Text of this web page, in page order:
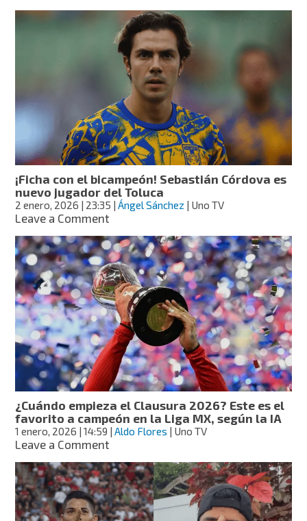
MX
tras
jornada
Chivas
líder,
América
y
Tigres
ganaron,
Mazatlán
en
el
sótano
¡Ficha con el bicampeón! Sebastián Córdova es
nuevo jugador del Toluca
2 enero, 2026 | 23:35 |Ángel Sánchez | Uno TV
Leave a Commenton
con
el
bicampeón!
Sebastián
Córdova
es
nuevo
jugador
del
Toluca
¿Cuándo empieza el Clausura 2026? Este es el
favorito a campeón en la Liga MX, según la IA
1 enero, 2026 | 14:59 |Aldo Flores | Uno TV
Leave a Commenton
empieza
el
Clausura
2026?